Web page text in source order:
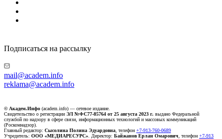
Подписаться на рассылку
mail@academ.info
reklama@academ.info
© Академ.Инфо (academ.info) — сетевое издание.
Свидетельство о регистрации ЭЛ №ФС77-85764 от 25 августа 2023 г. выдано Федеральной
службой по надзору в сфере связи, информационных технологий и массовых коммуникаций
(Роскомнадзор).
Главный редактор: Сысолина Полина Эдуардовна , телефон +7-913-760-0689
Учредитель: ООО «МЕДИАРЕСУРС» . Директор: Байжанов Ерлан Омарович , телефон +7-913